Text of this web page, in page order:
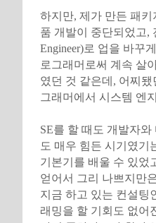
하지만, 제가 만든 패
품 개발이 중단되었고,
Engineer)로 업을 바꾸
로그래머로써 계속 살
였던 것 같은데, 어찌
그래머에서 시스템 엔
SE를 할 때도 개발자
도 매우 힘든 시기였기
기본기를 배울 수 있었
얻어서 그리 나쁘지만
지금 하고 있는 컨설팅
래밍을 할 기회도 없어